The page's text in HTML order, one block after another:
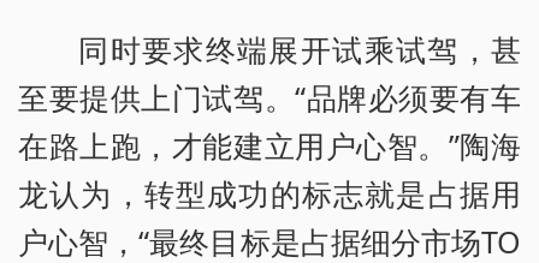
同时要求终端展开试乘试驾，甚
至要提供上门试驾。“品牌必须要有车
在路上跑，才能建立用户心智。”陶海
龙认为，转型成功的标志就是占据用
户心智，“最终目标是占据细分市场TO